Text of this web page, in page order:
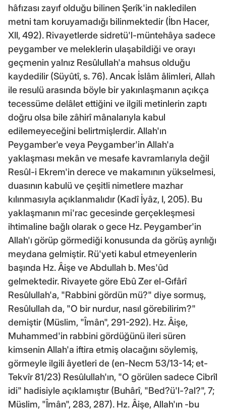
hâfızası zayıf olduğu bilinen Şerîk'in nakledilen
metni tam koruyamadığı bilinmektedir (İbn Hacer,
XII, 492). Rivayetlerde sidretü'l-müntehâya sadece
peygamber ve meleklerin ulaşabildiği ve orayı
geçmenin yalnız Resûlullah'a mahsus olduğu
kaydedilir (Süyûtî, s. 76). Ancak İslâm âlimleri, Allah
ile resulü arasında böyle bir yakınlaşmanın açıkça
tecessüme delâlet ettiğini ve ilgili metinlerin zaptı
doğru olsa bile zâhirî mânalarıyla kabul
edilemeyeceğini belirtmişlerdir. Allah'ın
Peygamber'e veya Peygamber'in Allah'a
yaklaşması mekân ve mesafe kavramlarıyla değil
Resûl-i Ekrem'in derece ve makamının yükselmesi,
duasının kabulü ve çeşitli nimetlere mazhar
kılınmasıyla açıklanmalıdır (Kadî İyâz, I, 205). Bu
yaklaşmanın mi'rac gecesinde gerçekleşmesi
ihtimaline bağlı olarak o gece Hz. Peygamber'in
Allah'ı görüp görmediği konusunda da görüş ayrılığı
meydana gelmiştir. Rü'yeti kabul etmeyenlerin
başında Hz. Âişe ve Abdullah b. Mes'ûd
gelmektedir. Rivayete göre Ebû Zer el-Gıfârî
Resûlullah'a, "Rabbini gördün mü?" diye sormuş,
Resûlullah da, "O bir nurdur, nasıl görebilirim?"
demiştir (Müslim, "Îmân", 291-292). Hz. Âişe,
Muhammed'in rabbini gördüğünü ileri süren
kimsenin Allah'a iftira etmiş olacağını söylemiş,
görmeyle ilgili âyetleri de (en-Necm 53/13-14; et-
Tekvîr 81/23) Resûlullah'ın, "O görülen sadece Cibrîl
idi" hadisiyle açıklamıştır (Buhârî, "Bed?ü'l-?al?", 7;
Müslim, "Îmân", 283, 287). Hz. Âişe, Allah'ın -bu